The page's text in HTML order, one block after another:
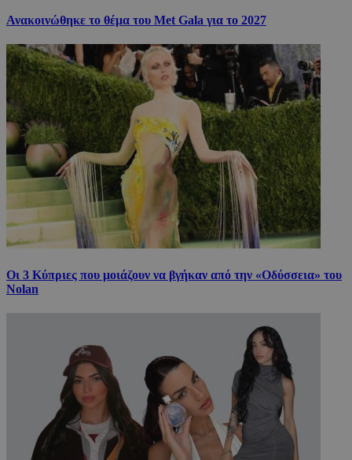
Ανακοινώθηκε το θέμα του Met Gala για το 2027
Οι 3 Κύπριες που μοιάζουν να βγήκαν από την «Οδύσσεια» του
Nolan